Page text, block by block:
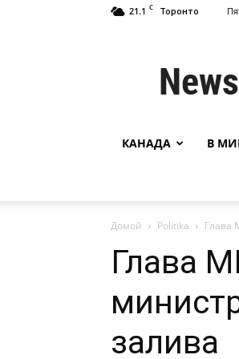
21.1 C Торонто
КАНАДА В
Домой Politika Глава
Глава
залива